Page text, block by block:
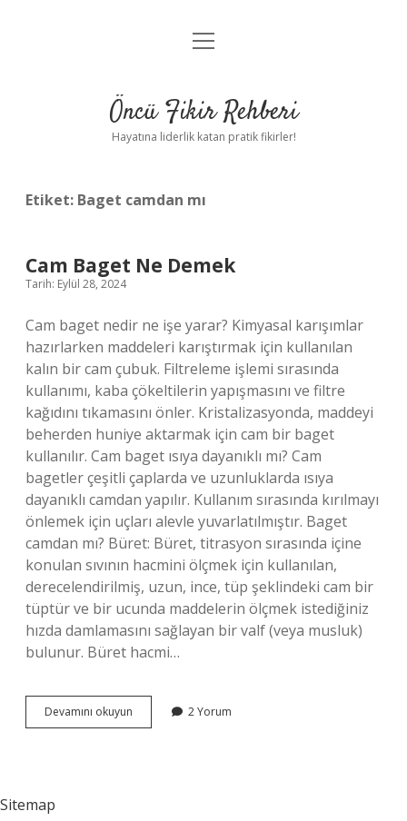
Anasayfa
Yasal Uyarı
menüyü
Öncü Fikir Rehberi
Hayatına liderlik katan pratik fikirler!
Etiket: Baget camdan mı
Cam Baget Ne Demek
Tarih: Eylül 28, 2024
Cam baget nedir ne işe yarar? Kimyasal karışımlar
hazırlarken maddeleri karıştırmak için kullanılan
kalın bir cam çubuk. Filtreleme işlemi sırasında
kullanımı, kaba çökeltilerin yapışmasını ve filtre
kağıdını tıkamasını önler. Kristalizasyonda, maddeyi
beherden huniye aktarmak için cam bir baget
kullanılır. Cam baget ısıya dayanıklı mı? Cam
bagetler çeşitli çaplarda ve uzunluklarda ısıya
dayanıklı camdan yapılır. Kullanım sırasında kırılmayı
önlemek için uçları alevle yuvarlatılmıştır. Baget
camdan mı? Büret: Büret, titrasyon sırasında içine
konulan sıvının hacmini ölçmek için kullanılan,
derecelendirilmiş, uzun, ince, tüp şeklindeki cam bir
tüptür ve bir ucunda maddelerin ölçmek istediğiniz
hızda damlamasını sağlayan bir valf (veya musluk)
bulunur. Büret hacmi…
Devamını okuyun
Baget
2 Yorum
Sitemap